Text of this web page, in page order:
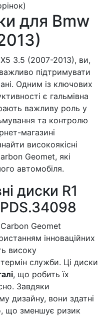
для Bmw
3.5 (2007-2013), ви,
підтримувати
Одним із ключових
є гальмівна
важливу роль у
та контролю
магазині
високоякісні
Geomet, які
автомобіля.
диски R1
Carbon Geomet
інноваційних
високу
служби. Ці диски
, що робить їх
Завдяки
дизайну, вони здатні
що зменшує ризик